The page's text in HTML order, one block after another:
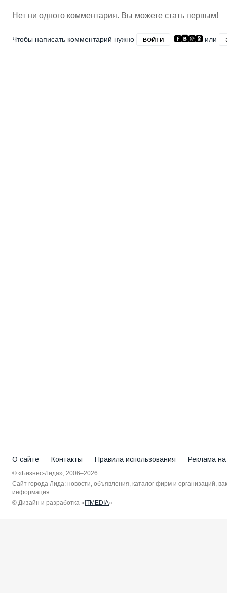
Нет ни одного комментария. Вы можете стать первым!
Чтобы написать комментарий нужно ВОЙТИ или
О сайте Контакты Правила использования Реклама
© «Бизнес-Лида», 2006–2026
Сайт города Лида: новости, объявления, каталог фирм и организаций,
информация.
© Дизайн и разработка «ITMEDIA»